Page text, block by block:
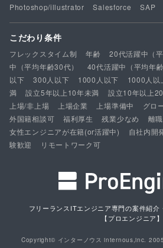
Photoshop/illustrator
Salesforce SAP
こだわり条件
フレックスタイム制 年齢 20代活躍中（
中（平均年齢30代）
40代活躍中（平均年
以下
300人以下 1000人以下 1000人以
満
設立5年以上10年未満 設立10年以上
上場/非上場
上場企業 上場準備中 グロ
外国籍相談可
福利厚生 残業少なめ 離
女性エンジニアが在籍(or活躍中)
自社内開
験歓迎
リモートワーク可
フリーランスITエンジニア専門の案件紹介
【プロエンジニア】
Copyright© インターノウス internous,inc.